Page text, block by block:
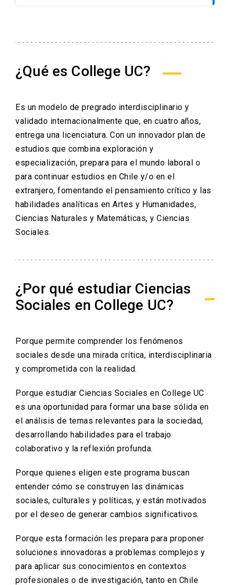
¿Qué es College UC?
Es un modelo de pregrado interdisciplinario y
validado internacionalmente que, en cuatro años,
entrega una licenciatura. Con un innovador plan de
estudios que combina exploración y
especialización, prepara para el mundo laboral o
para continuar estudios en Chile y/o en el
extranjero, fomentando el pensamiento crítico y las
habilidades analíticas en Artes y Humanidades,
Ciencias Naturales y Matemáticas, y Ciencias
Sociales.
¿Por qué estudiar Ciencias
Sociales en College UC?
Porque permite comprender los fenómenos
sociales desde una mirada crítica, interdisciplinaria
y comprometida con la realidad.
Porque estudiar Ciencias Sociales en College UC
es una oportunidad para formar una base sólida en
el análisis de temas relevantes para la sociedad,
desarrollando habilidades para el trabajo
colaborativo y la reflexión profunda.
Porque quienes eligen este programa buscan
entender cómo se construyen las dinámicas
sociales, culturales y políticas, y están motivados
por el deseo de generar cambios significativos.
Porque esta formación les prepara para proponer
soluciones innovadoras a problemas complejos y
para aplicar sus conocimientos en contextos
profesionales o de investigación, tanto en Chile